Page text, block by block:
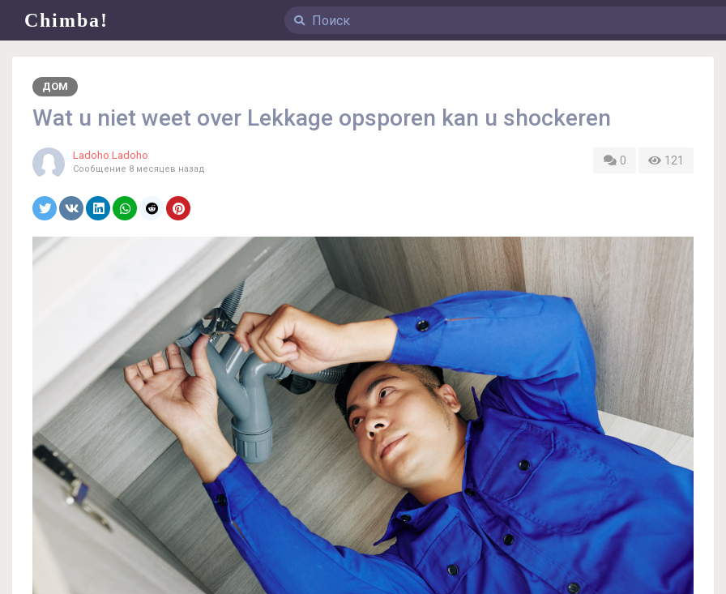
Chimba!
ДОМ
Wat u niet weet over Lekkage opsporen kan u shockeren
Ladoho Ladoho
Сообщение 8 месяцев назад
0 121